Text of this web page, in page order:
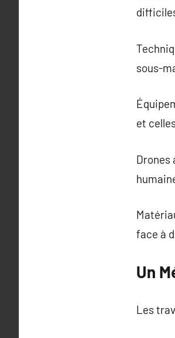
sous-
et
Drones
face à
Un
Les